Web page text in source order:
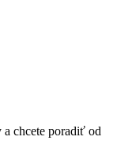
chcete poradiť od